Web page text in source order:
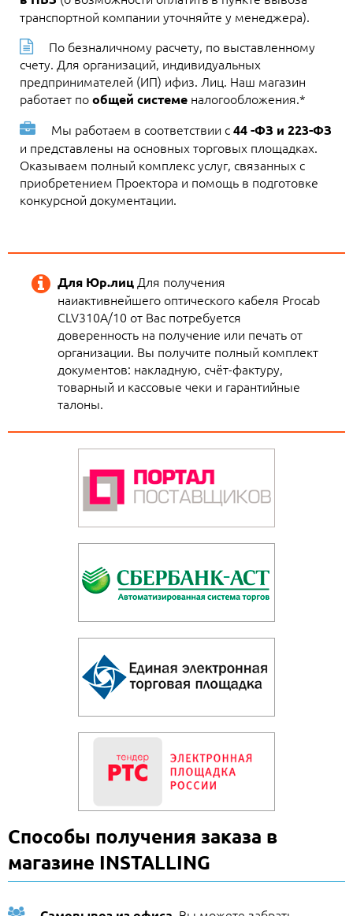
транспортной компании уточняйте у менеджера).
По безналичному расчету, по выставленному
счету. Для организаций, индивидуальных
предпринимателей (ИП) ифиз. Лиц. Наш магазин
работает пообщей системе налогообложения.*
Мы работаем в соответствии с44 -ФЗ и 223-ФЗ
и представлены на основных торговых площадках.
Оказываем полный комплекс услуг, связанных с
приобретением Проектора и помощь в подготовке
конкурсной документации.
Для Юр.лицДля получения
наиактивнейшего оптического кабеля Procab
CLV310A/10 от Вас потребуется
доверенность на получение или печать от
организации. Вы получите полный комплект
документов: накладную, счёт-фактуру,
товарный и кассовые чеки и гарантийные
талоны.
Способы получения заказа в
магазине INSTALLING